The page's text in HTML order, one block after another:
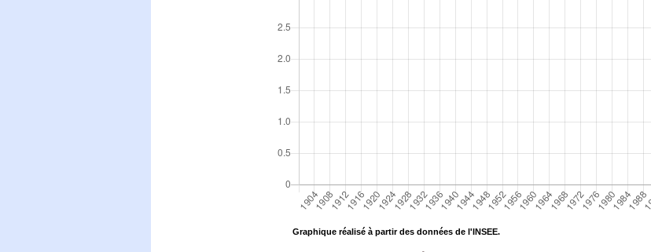
Graphique réalisé à partir des données de l'INSEE.